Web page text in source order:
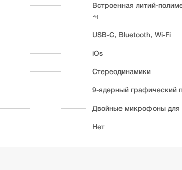
Встроенная литий-
·ч
USB-C, Bluetooth, Wi‑Fi
iOs
Стереодинамики
9-ядерный графический
Двойные микрофоны для
Нет